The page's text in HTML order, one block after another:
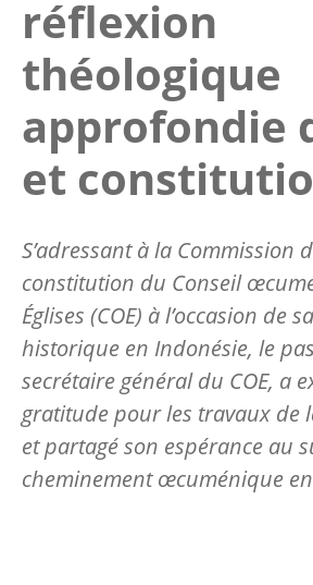
réflexion
théologique
approfondie
et
S’adressant à la Commission
constitution du Conseil
Églises (COE) à l’occasion de
historique en Indonésie, le
secrétaire général du COE, a
gratitude pour les travaux de
et partagé son espérance au
cheminement œcuménique